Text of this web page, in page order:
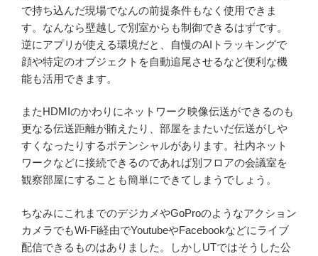
で持ち込んだ現場でなんの前提条件もなく使用できま
す。なんなら壁越しで別室からも制御できるはずです。
逆にアプリが使える環境だと、自慢のAIトラッキングで
顔や特定のオブジェクトを自動追尾させるなど便利な機
能も活用できます。
またHDMIのかわりにネットワーク映像伝送ができるのも
更なる伝送距離が賄えたり、部屋をまたいだ伝送がしや
すくなったりするポテンシャルがあります。社内ネット
ワークなどに接続できるのであれば別フロアの会議室を
観察部屋にすることも簡単にできてしまうでしょう。
ちなみにこれまでのデジカメやGoProのようなアクション
カメラでもWi-Fi経由でYoutubeやFacebookなどにライブ
配信できるものはありました。しかしUTではそうした公